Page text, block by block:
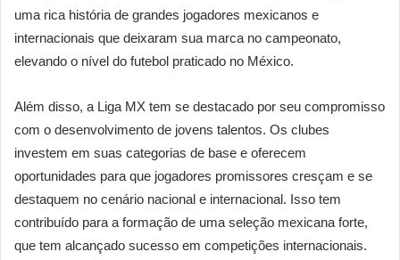
uma rica história de grandes jogadores mexicanos e
internacionais que deixaram sua marca no campeonato,
elevando o nível do futebol praticado no México.
Além disso, a Liga MX tem se destacado por seu compromisso
com o desenvolvimento de jovens talentos. Os clubes
investem em suas categorias de base e oferecem
oportunidades para que jogadores promissores cresçam e se
destaquem no cenário nacional e internacional. Isso tem
contribuído para a formação de uma seleção mexicana forte,
que tem alcançado sucesso em competições internacionais.